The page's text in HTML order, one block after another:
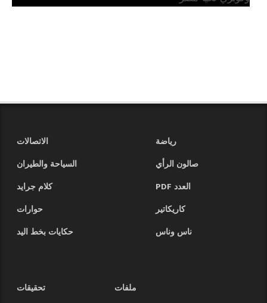
رياضة
الاتصالات
صالون الرأي
السياحة والطيران
العدد PDF
كلام جرايد
كاريكاتير
حوارات
ناس وناس
حكايات بخط اليد
ملفات
تحقيقات